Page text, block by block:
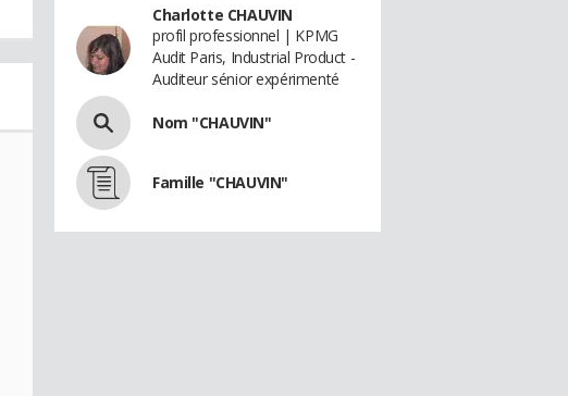
Charlotte CHAUVIN
profil professionnel | KPMG
Audit Paris, Industrial Product -
Auditeur sénior expérimenté
Nom "CHAUVIN"
Famille "CHAUVIN"